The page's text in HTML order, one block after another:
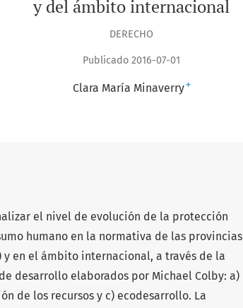
y del ámbito internacional
DERECHO
Publicado 2016-07-01
Clara María Minaverry+
el nivel de evolución de la protección
humano en la normativa de las provincias
y en el ámbito internacional, a través de la
desarrollo elaborados por Michael Colby: a)
de los recursos y c) ecodesarrollo. La